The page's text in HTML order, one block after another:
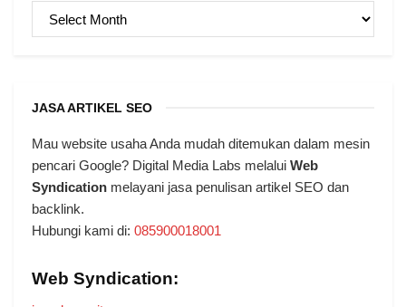
JASA ARTIKEL SEO
Mau website usaha Anda mudah ditemukan dalam mesin
pencari Google? Digital Media Labs melalui Web
Syndication melayani jasa penulisan artikel SEO dan
backlink.
Hubungi kami di: 085900018001
Web Syndication: